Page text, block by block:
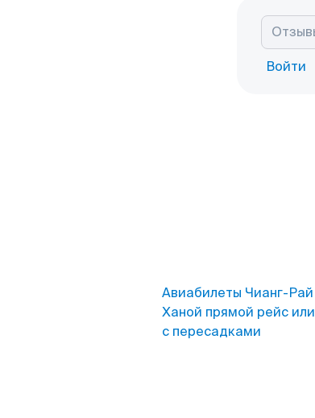
Войти
Авиабилеты Чианг-Рай
Ханой прямой рейс или
с пересадками